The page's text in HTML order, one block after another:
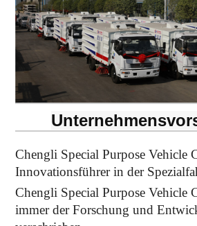
Chengli Special Purpose Vehicle
Innovationsführer in der
Chengli Special Purpose Vehicle
immer der Forschung und